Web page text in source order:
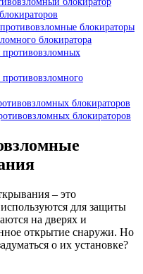
блокираторы
блокиратора
противовзломных
блокираторов
блокираторов
– это
для защиты
на дверях и
открытие снаружи. Но
о их установке?